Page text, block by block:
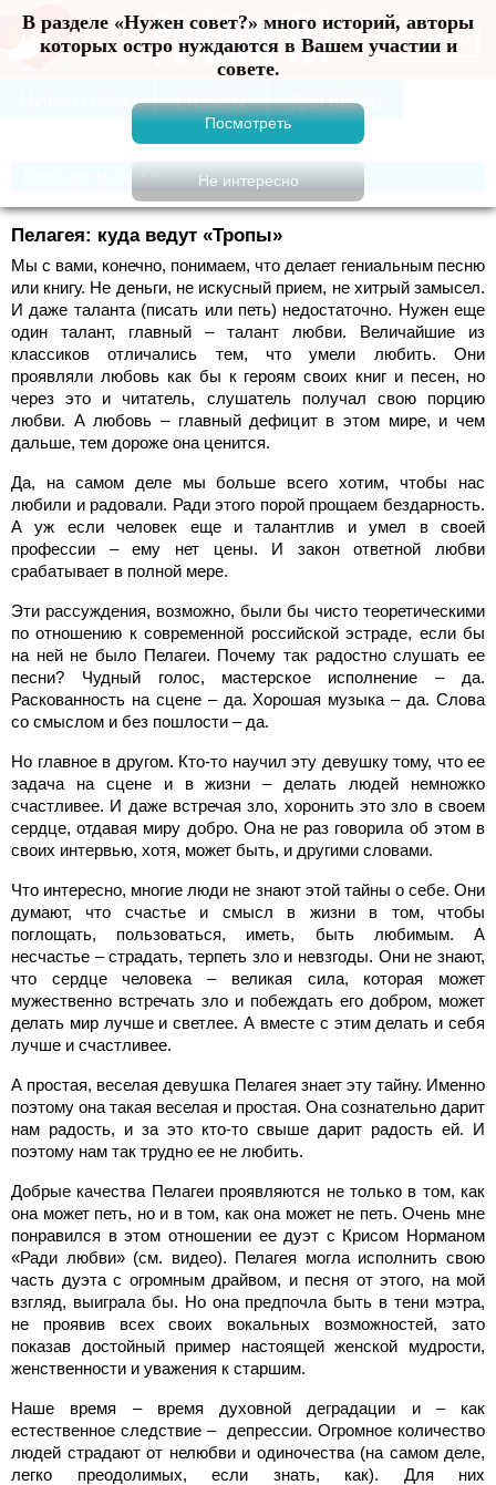
В разделе «Нужен совет?» много историй, авторы
которых остро нуждаются в Вашем участии и
совете.
Меню
Лучшая музыка
Пелагея: куда ведут «Тропы»
Мы с вами, конечно, понимаем, что делает гениальным песню
или книгу. Не деньги, не искусный прием, не хитрый замысел.
И даже таланта (писать или петь) недостаточно. Нужен еще
один талант, главный – талант любви. Величайшие из
классиков отличались тем, что умели любить. Они
проявляли любовь как бы к героям своих книг и песен, но
через это и читатель, слушатель получал свою порцию
любви. А любовь – главный дефицит в этом мире, и чем
дальше, тем дороже она ценится.
Да, на самом деле мы больше всего хотим, чтобы нас
любили и радовали. Ради этого порой прощаем бездарность.
А уж если человек еще и талантлив и умел в своей
профессии – ему нет цены. И закон ответной любви
срабатывает в полной мере.
Эти рассуждения, возможно, были бы чисто теоретическими
по отношению к современной российской эстраде, если бы
на ней не было Пелагеи. Почему так радостно слушать ее
песни? Чудный голос, мастерское исполнение – да.
Раскованность на сцене – да. Хорошая музыка – да. Слова
со смыслом и без пошлости – да.
Но главное в другом. Кто-то научил эту девушку тому, что ее
задача на сцене и в жизни – делать людей немножко
счастливее. И даже встречая зло, хоронить это зло в своем
сердце, отдавая миру добро. Она не раз говорила об этом в
своих интервью, хотя, может быть, и другими словами.
Что интересно, многие люди не знают этой тайны о себе. Они
думают, что счастье и смысл в жизни в том, чтобы
поглощать, пользоваться, иметь, быть любимым. А
несчастье – страдать, терпеть зло и невзгоды. Они не знают,
что сердце человека – великая сила, которая может
мужественно встречать зло и побеждать его добром, может
делать мир лучше и светлее. А вместе с этим делать и себя
лучше и счастливее.
А простая, веселая девушка Пелагея знает эту тайну. Именно
поэтому она такая веселая и простая. Она сознательно дарит
нам радость, и за это кто-то свыше дарит радость ей. И
поэтому нам так трудно ее не любить.
Добрые качества Пелагеи проявляются не только в том, как
она может петь, но и в том, как она может не петь. Очень мне
понравился в этом отношении ее дуэт с Крисом Норманом
«Ради любви» (см. видео). Пелагея могла исполнить свою
часть дуэта с огромным драйвом, и песня от этого, на мой
взгляд, выиграла бы. Но она предпочла быть в тени мэтра,
не проявив всех своих вокальных возможностей, зато
показав достойный пример настоящей женской мудрости,
женственности и уважения к старшим.
Наше время – время духовной деградации и – как
естественное следствие – депрессии. Огромное количество
людей страдают от нелюбви и одиночества (на самом деле,
легко преодолимых, если знать, как). Для них